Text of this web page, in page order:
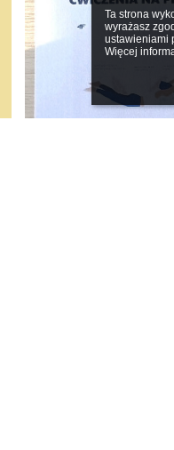
Ta strona
wyrażasz
ustawieniami
Więcej